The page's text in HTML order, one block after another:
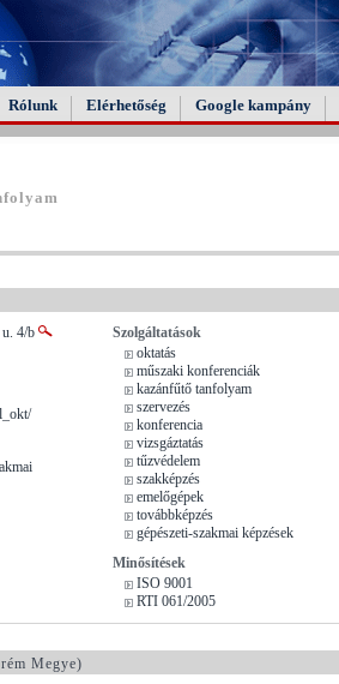
Rólunk Elérhetőség Google kampány
4/b
Szolgáltatások
oktatás
műszaki konferenciák
kazánfűtő tanfolyam
szervezés
konferencia
vizsgáztatás
tűzvédelem
szakképzés
emelőgépek
továbbképzés
gépészeti-szakmai képzések
Minősítések
ISO 9001
RTI 061/2005
Megye)